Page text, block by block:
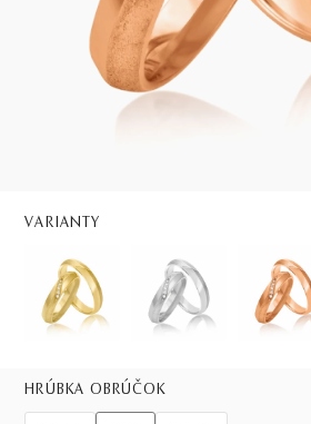
VARIANTY
HRÚBKA OBRÚČOK